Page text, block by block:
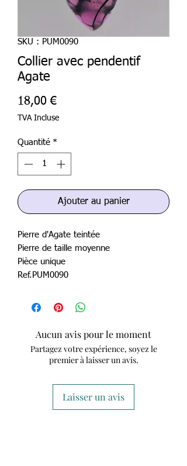
SKU : PUM0090
Collier avec pendentif
Agate
18,00 €Prix
TVA Incluse
Quantité *
Ajouter au panier
Pierre d'Agate teintée
Pierre de taille moyenne
Pièce unique
Ref.PUM0090
Aucun avis pour le moment
Partagez votre expérience, soyez le
premier à laisser un avis.
Laisser un avis